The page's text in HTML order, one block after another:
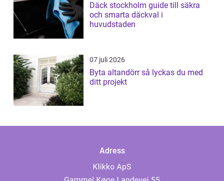
Däck stockholm guide till säkra
och smarta däckval i
huvudstaden
07 juli 2026
Byta altandörr så lyckas du med
ditt projekt
Adress